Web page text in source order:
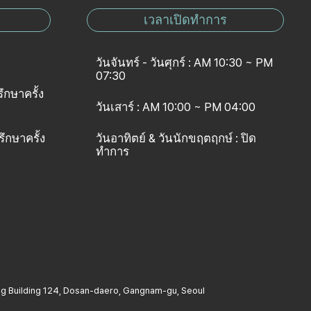
ษาครั้ง
กษาครั้ง
เวลาเปิดทำการ
วันจันทร์ - วันศุกร์ : AM 10:30 ~ PM
07:30
วันเสาร์ : AM 10:00 ~ PM 04:00
วันอาทิตย์ & วันนักขฤตฤกษ์ : ปิด
ทำการ
Building 124, Dosan-daero, Gangnam-gu, Seoul